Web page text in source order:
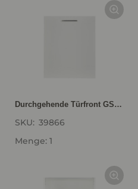
Durchgehende Türfront GSBD60-I
SKU: 39866
Menge: 1